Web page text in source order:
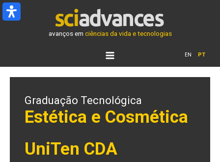
Ir
para
avanços em ciências da vida e tecnologias
EN PT
Graduação Tecnológica
Estética e Cosmética
UniTen CDA